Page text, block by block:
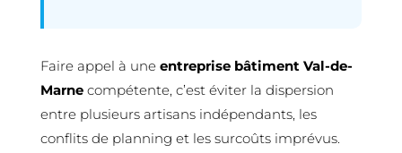
Faire appel à une entreprise bâtiment Val-de-
Marnecompétente, c’est éviter la dispersion
entre plusieurs artisans indépendants, les
conflits de planning et les surcoûts imprévus.